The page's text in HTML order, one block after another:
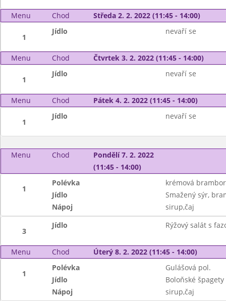
Menu Chod Středa 2. 2. 2022 (11:45 - 14:00)
1
Jídlo nevaří se
Menu Chod Čtvrtek 3. 2. 2022 (11:45 - 14:00)
1
Jídlo nevaří se
Menu Chod Pátek 4. 2. 2022 (11:45 - 14:00)
1
Jídlo nevaří se
Menu Chod
Pondělí 7. 2. 2022
(11:45 - 14:00)
1
Polévka
krémová
Jídlo
Smažený sýr,
Nápoj
sirup,čaj
3
Jídlo Rýžový salát s
Menu Chod Úterý 8. 2. 2022 (11:45 - 14:00)
1
Polévka
Gulášová pol.
Jídlo
Boloňské
Nápoj
sirup,čaj